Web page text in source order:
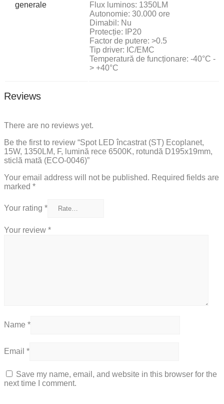
generale
Flux luminos: 1350LM
Autonomie: 30.000 ore
Dimabil: Nu
Protecție: IP20
Factor de putere: >0.5
Tip driver: IC/EMC
Temperatură de funcționare: -40°C -
> +40°C
Reviews
There are no reviews yet.
Be the first to review “Spot LED încastrat (ST) Ecoplanet,
15W, 1350LM, F, lumină rece 6500K, rotundă D195x19mm,
sticlă mată (ECO-0046)”
Your email address will not be published. Required fields are
marked *
Your rating *
Your review *
Name *
Email *
Save my name, email, and website in this browser for the
next time I comment.